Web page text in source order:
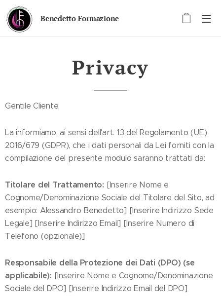
Benedetto Formazione
Privacy
Gentile Cliente,
La informiamo, ai sensi dell'art. 13 del Regolamento (UE)
2016/679 (GDPR), che i dati personali da Lei forniti con la
compilazione del presente modulo saranno trattati da:
Titolare del Trattamento: [Inserire Nome e
Cognome/Denominazione Sociale del Titolare del Sito, ad
esempio: Alessandro Benedetto] [Inserire Indirizzo Sede
Legale] [Inserire Indirizzo Email] [Inserire Numero di
Telefono (opzionale)]
Responsabile della Protezione dei Dati (DPO) (se
applicabile): [Inserire Nome e Cognome/Denominazione
Sociale del DPO] [Inserire Indirizzo Email del DPO]